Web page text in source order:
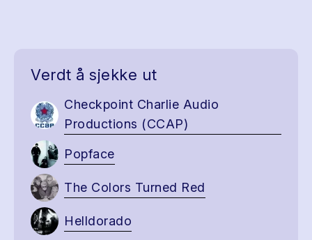
Verdt å sjekke ut
Checkpoint Charlie Audio
Productions (CCAP)
Popface
The Colors Turned Red
Helldorado